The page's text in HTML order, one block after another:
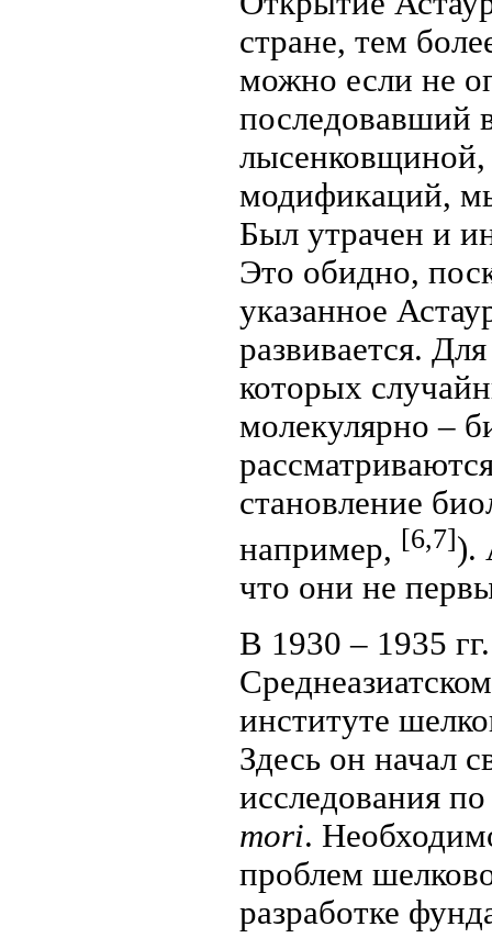
стране, тем
можно если не
последовавший
лысенковщиной,
модификаций,
Был утрачен и
Это обидно,
указанное
развивается.
которых
молекулярно –
становление
например, [6,7]).
что они не
В 1930 – 1935
институте
Здесь он начал
исследования
mori.
проблем
разработке